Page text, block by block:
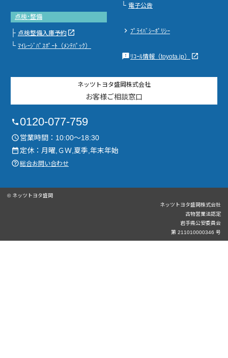
点検･整備
├ 点検整備入庫予約 launch
└ ﾏｲﾚｰｼﾞﾊﾟｽﾎﾟｰﾄ（ﾒﾝﾃﾊﾟｯｸ）
└ 電子公告
chevron_right ﾌﾟﾗｲﾊﾞｼｰﾎﾟﾘｼｰ
feedback ﾘｺｰﾙ情報（toyota.jp） launch
ネッツトヨタ盛岡株式会社
お客様ご相談窓口
phone0120-077-759
access_time営業時間：10:00～18:30
date_range 定休：月曜,ＧＷ,夏季,年末年始
help_outline総合お問い合わせ
© ネッツトヨタ盛岡
ネッツトヨタ盛岡株式会社
古物営業法認定
岩手県公安委員会
第 211010000346 号